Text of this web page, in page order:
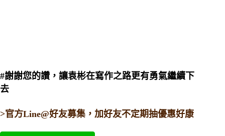
#謝謝您的讚，讓袁彬在寫作之路更有勇氣繼續下
去
>官方Line@好友募集，加好友不定期抽優惠好康